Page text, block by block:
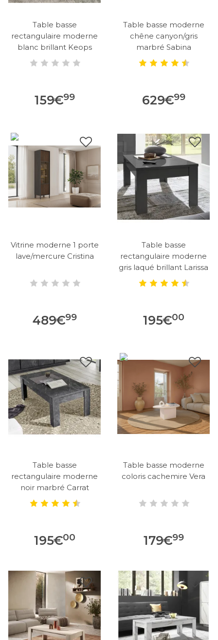
Table basse
rectangulaire moderne
blanc brillant Keops
159€99
Table basse moderne
chêne canyon/gris
marbré Sabina
629€99
Vitrine moderne 1 porte
lave/mercure Cristina
489€99
Table basse
rectangulaire moderne
gris laqué brillant Larissa
195€00
Table basse
rectangulaire moderne
noir marbré Carrat
195€00
Table basse moderne
coloris cachemire Vera
179€99